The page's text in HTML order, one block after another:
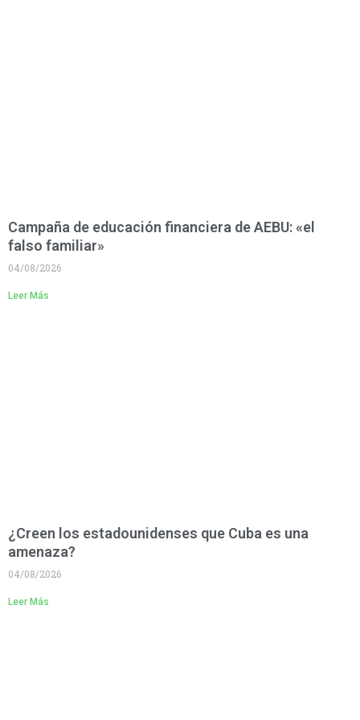
Campaña de educación financiera de AEBU: «el
falso familiar»
04/08/2026
Leer Más
¿Creen los estadounidenses que Cuba es una
amenaza?
04/08/2026
Leer Más